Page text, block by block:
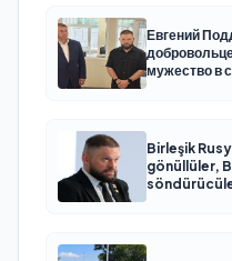
Евгений
мужество в
Birleşik
gönüllüler,